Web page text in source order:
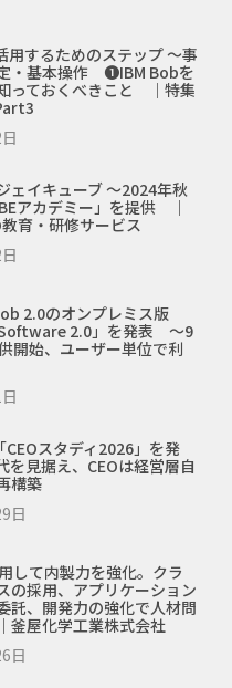
用するためのステップ ～事
・基本操作 ❶IBM Bobを
っておくべきこと ｜特集
ェイキューブ ～2024年秋
アカデミー」を提供 ｜
育・研修サービス
2.0のオンプレミス版
Software 2.0」を発表 ～9
開始、ユーザー単位で利
CEOスタディ2026」を発
見据え、CEOは経営層自
構築
日
して内製力を強化。クラ
の採用、アプリケーション
託、開発力の強化で人材問
屋化学工業株式会社
日